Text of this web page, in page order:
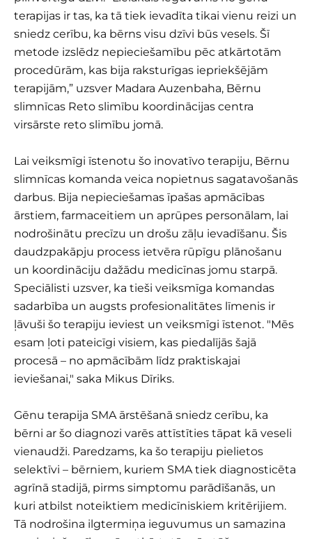
terapijas ir tas, ka tā tiek ievadīta tikai vienu reizi un
sniedz cerību, ka bērns visu dzīvi būs vesels. Šī
metode izslēdz nepieciešamību pēc atkārtotām
procedūrām, kas bija raksturīgas iepriekšējām
terapijām,” uzsver Madara Auzenbaha, Bērnu
slimnīcas Reto slimību koordinācijas centra
virsārste reto slimību jomā.
Lai veiksmīgi īstenotu šo inovatīvo terapiju, Bērnu
slimnīcas komanda veica nopietnus sagatavošanās
darbus. Bija nepieciešamas īpašas apmācības
ārstiem, farmaceitiem un aprūpes personālam, lai
nodrošinātu precīzu un drošu zāļu ievadīšanu. Šis
daudzpakāpju process ietvēra rūpīgu plānošanu
un koordināciju dažādu medicīnas jomu starpā.
Speciālisti uzsver, ka tieši veiksmīga komandas
sadarbība un augsts profesionalitātes līmenis ir
ļāvuši šo terapiju ieviest un veiksmīgi īstenot. "Mēs
esam ļoti pateicīgi visiem, kas piedalījās šajā
procesā – no apmācībām līdz praktiskajai
ieviešanai," saka Mikus Dīriks.
Gēnu terapija SMA ārstēšanā sniedz cerību, ka
bērni ar šo diagnozi varēs attīstīties tāpat kā veseli
vienaudži. Paredzams, ka šo terapiju pielietos
selektīvi – bērniem, kuriem SMA tiek diagnosticēta
agrīnā stadijā, pirms simptomu parādīšanās, un
kuri atbilst noteiktiem medicīniskiem kritērijiem.
Tā nodrošina ilgtermiņa ieguvumus un samazina